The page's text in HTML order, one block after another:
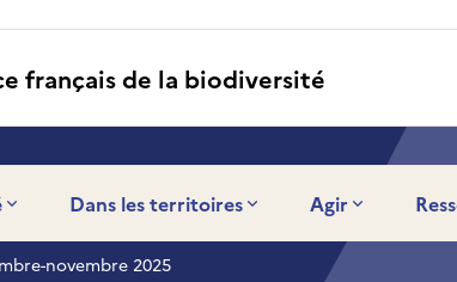
français de la biodiversité
Dans les territoires Agir
novembre 2025